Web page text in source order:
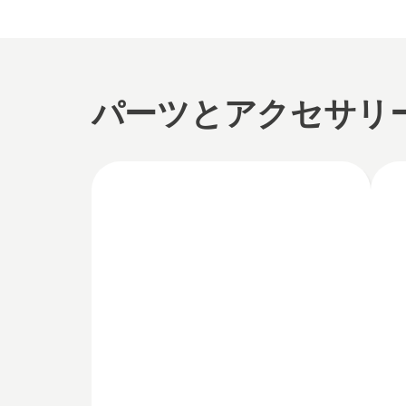
パーツとアクセサリ